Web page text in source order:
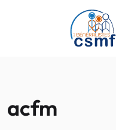
Passer au contenu principal
acfm